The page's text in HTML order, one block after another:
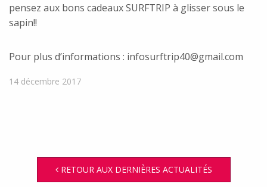
pensez aux bons cadeaux SURFTRIP à glisser sous le
sapin!!
Pour plus d’informations : infosurftrip40@gmail.com
14 décembre 2017
RETOUR AUX DERNIÈRES ACTUALITÉS